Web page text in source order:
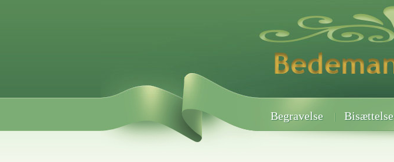
Begravelse Bisættelse